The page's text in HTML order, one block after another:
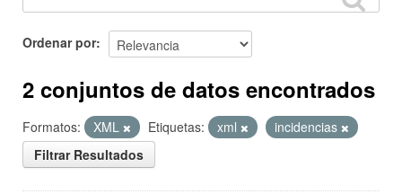
Ordenar por
2 conjuntos de datos encontrados
Formatos: XML Etiquetas: xml
incidencias
Filtrar Resultados